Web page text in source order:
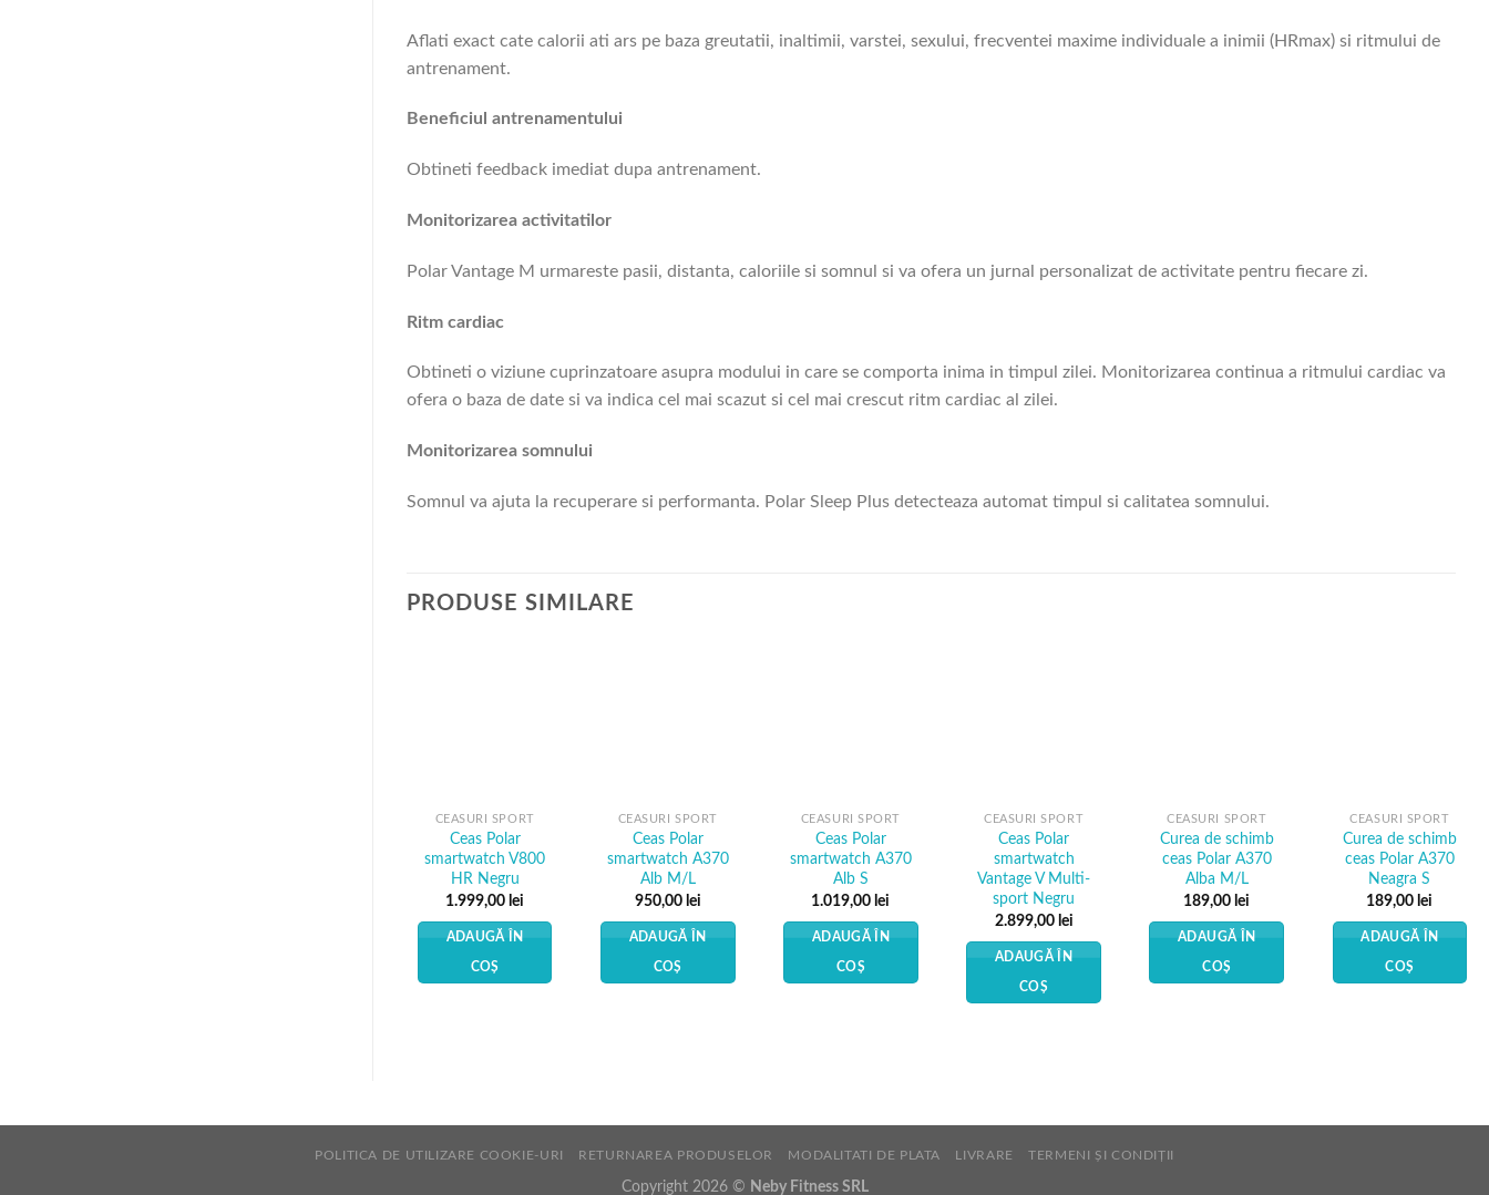
Aflati exact cate calorii ati ars pe baza greutatii, inaltimii, varstei, sexului, frecventei maxime individuale a inimii (HRmax) si ritmului de
antrenament.
Beneficiul antrenamentului
Obtineti feedback imediat dupa antrenament.
Monitorizarea activitatilor
Polar Vantage M urmareste pasii, distanta, caloriile si somnul si va ofera un jurnal personalizat de activitate pentru fiecare zi.
Ritm cardiac
Obtineti o viziune cuprinzatoare asupra modului in care se comporta inima in timpul zilei. Monitorizarea continua a ritmului cardiac va
ofera o baza de date si va indica cel mai scazut si cel mai crescut ritm cardiac al zilei.
Monitorizarea somnului
Somnul va ajuta la recuperare si performanta. Polar Sleep Plus detecteaza automat timpul si calitatea somnului.
PRODUSE SIMILARE
CEASURI SPORT
Ceas Polar
smartwatch V800
HR Negru
1.999,00 lei
ADAUGĂ ÎN
COȘ
CEASURI SPORT
Ceas Polar
smartwatch A370
Alb M/L
950,00 lei
ADAUGĂ ÎN
COȘ
CEASURI SPORT
Ceas Polar
smartwatch A370
Alb S
1.019,00 lei
ADAUGĂ ÎN
COȘ
CEASURI SPORT
Ceas Polar
smartwatch
Vantage V Multi-
sport Negru
2.899,00 lei
ADAUGĂ ÎN
COȘ
CEASURI SPORT
Curea de schimb
ceas Polar A370
Alba M/L
189,00 lei
ADAUGĂ ÎN
COȘ
CEASURI SPORT
Curea de schimb
ceas Polar A370
Neagra S
189,00 lei
ADAUGĂ ÎN
COȘ
POLITICA DE UTILIZARE COOKIE-URI RETURNAREA PRODUSELOR MODALITATI DE PLATA LIVRARE TERMENI ȘI CONDIȚII
Copyright 2026 © Neby Fitness SRL